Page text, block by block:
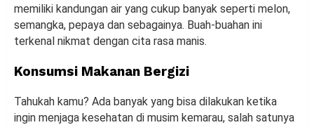
memiliki kandungan air yang cukup banyak seperti melon,
semangka, pepaya dan sebagainya. Buah-buahan ini
terkenal nikmat dengan cita rasa manis.
Konsumsi Makanan Bergizi
Tahukah kamu? Ada banyak yang bisa dilakukan ketika
ingin menjaga kesehatan di musim kemarau, salah satunya